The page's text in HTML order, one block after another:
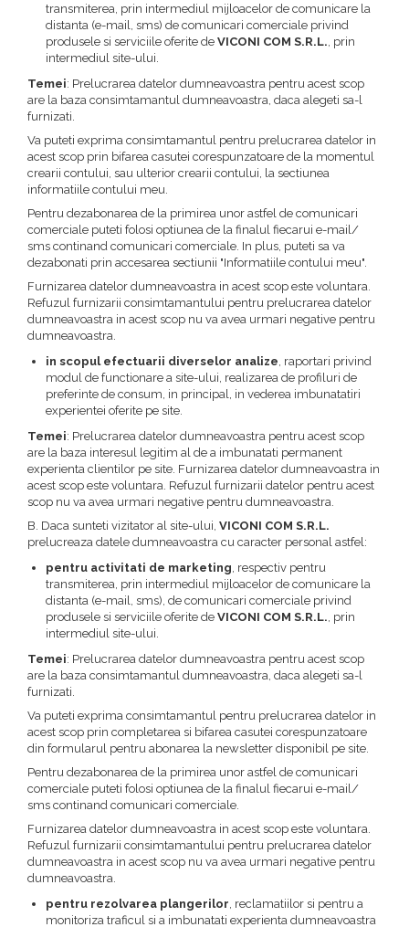
transmiterea, prin intermediul mijloacelor de comunicare la
distanta (e-mail, sms) de comunicari comerciale privind
produsele si serviciile oferite de VICONI COM S.R.L., prin
intermediul site-ului.
Temei: Prelucrarea datelor dumneavoastra pentru acest scop
are la baza consimtamantul dumneavoastra, daca alegeti sa-l
furnizati.
Va puteti exprima consimtamantul pentru prelucrarea datelor in
acest scop prin bifarea casutei corespunzatoare de la momentul
crearii contului, sau ulterior crearii contului, la sectiunea
informatiile contului meu.
Pentru dezabonarea de la primirea unor astfel de comunicari
comerciale puteti folosi optiunea de la finalul fiecarui e-mail/
sms continand comunicari comerciale. In plus, puteti sa va
dezabonati prin accesarea sectiunii "Informatiile contului meu".
Furnizarea datelor dumneavoastra in acest scop este voluntara.
Refuzul furnizarii consimtamantului pentru prelucrarea datelor
dumneavoastra in acest scop nu va avea urmari negative pentru
dumneavoastra.
in scopul efectuarii diverselor analize, raportari privind
modul de functionare a site-ului, realizarea de profiluri de
preferinte de consum, in principal, in vederea imbunatatiri
experientei oferite pe site.
Temei: Prelucrarea datelor dumneavoastra pentru acest scop
are la baza interesul legitim al de a imbunatati permanent
experienta clientilor pe site. Furnizarea datelor dumneavoastra in
acest scop este voluntara. Refuzul furnizarii datelor pentru acest
scop nu va avea urmari negative pentru dumneavoastra.
B. Daca sunteti vizitator al site-ului, VICONI COM S.R.L.
prelucreaza datele dumneavoastra cu caracter personal astfel:
pentru activitati de marketing, respectiv pentru
transmiterea, prin intermediul mijloacelor de comunicare la
distanta (e-mail, sms), de comunicari comerciale privind
produsele si serviciile oferite de VICONI COM S.R.L., prin
intermediul site-ului.
Temei: Prelucrarea datelor dumneavoastra pentru acest scop
are la baza consimtamantul dumneavoastra, daca alegeti sa-l
furnizati.
Va puteti exprima consimtamantul pentru prelucrarea datelor in
acest scop prin completarea si bifarea casutei corespunzatoare
din formularul pentru abonarea la newsletter disponibil pe site.
Pentru dezabonarea de la primirea unor astfel de comunicari
comerciale puteti folosi optiunea de la finalul fiecarui e-mail/
sms continand comunicari comerciale.
Furnizarea datelor dumneavoastra in acest scop este voluntara.
Refuzul furnizarii consimtamantului pentru prelucrarea datelor
dumneavoastra in acest scop nu va avea urmari negative pentru
dumneavoastra.
pentru rezolvarea plangerilor, reclamatiilor si pentru a
monitoriza traficul si a imbunatati experienta dumneavoastra